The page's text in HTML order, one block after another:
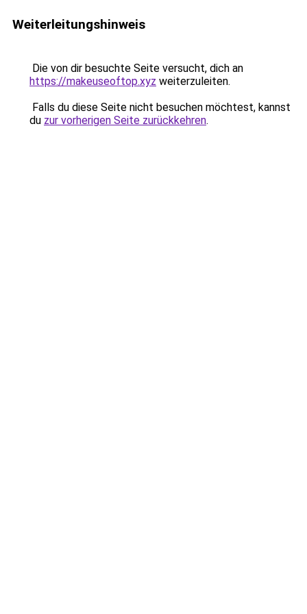
Weiterleitungshinweis
Die von dir besuchte Seite versucht, dich an
https://makeuseoftop.xyz weiterzuleiten.
Falls du diese Seite nicht besuchen möchtest, kannst
du zur vorherigen Seite zurückkehren.